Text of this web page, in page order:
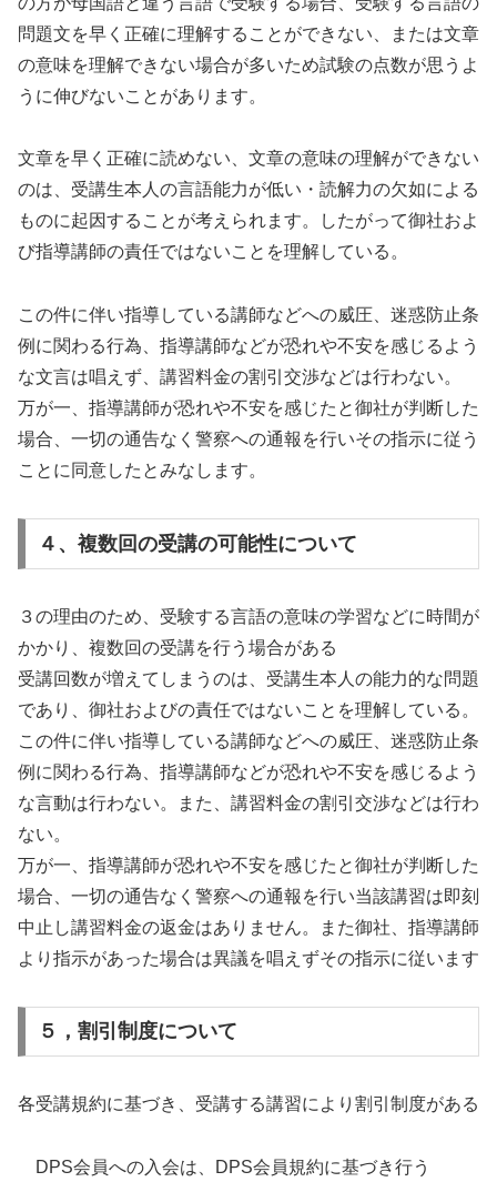
問題文を早く正確に理解することができない、または文章
の意味を理解できない場合が多いため試験の点数が思うよ
うに伸びないことがあります。
文章を早く正確に読めない、文章の意味の理解ができない
のは、受講生本人の言語能力が低い・読解力の欠如による
ものに起因することが考えられます。したがって御社およ
び指導講師の責任ではないことを理解している。
この件に伴い指導している講師などへの威圧、迷惑防止条
例に関わる行為、指導講師などが恐れや不安を感じるよう
な文言は唱えず、講習料金の割引交渉などは行わない。
万が一、指導講師が恐れや不安を感じたと御社が判断した
場合、一切の通告なく警察への通報を行いその指示に従う
ことに同意したとみなします。
４、複数回の受講の可能性について
３の理由のため、受験する言語の意味の学習などに時間が
かかり、複数回の受講を行う場合がある
受講回数が増えてしまうのは、受講生本人の能力的な問題
であり、御社およびの責任ではないことを理解している。
この件に伴い指導している講師などへの威圧、迷惑防止条
例に関わる行為、指導講師などが恐れや不安を感じるよう
な言動は行わない。また、講習料金の割引交渉などは行わ
ない。
万が一、指導講師が恐れや不安を感じたと御社が判断した
場合、一切の通告なく警察への通報を行い当該講習は即刻
中止し講習料金の返金はありません。また御社、指導講師
より指示があった場合は異議を唱えずその指示に従います
５，割引制度について
各受講規約に基づき、受講する講習により割引制度がある
DPS会員への入会は、DPS会員規約に基づき行う